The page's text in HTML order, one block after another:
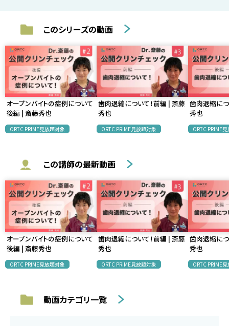
このシリーズの動画
オープンバイトの症例について
後編 | 斎藤秀也
ORTC PRIME見放題対象
歯肉退縮について！前編 | 斎藤
秀也
ORTC PRIME見放題対象
歯肉退縮に
秀也
ORTC PRIME
この講師の最新動画
オープンバイトの症例について
後編 | 斎藤秀也
ORTC PRIME見放題対象
歯肉退縮について！前編 | 斎藤
秀也
ORTC PRIME見放題対象
歯肉退縮に
秀也
ORTC PRIME
動画カテゴリ一覧